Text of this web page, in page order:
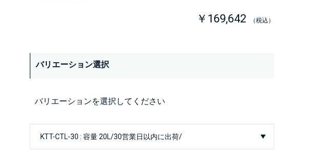
￥169,642 （税込）
バリエーション選択
バリエーションを選択してください